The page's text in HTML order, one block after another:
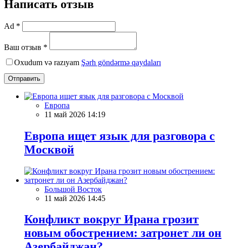
Написать отзыв
Ad *
Ваш отзыв *
Oxudum və razıyam Şərh göndərmə qaydaları
Отправить
Европа
11 май 2026 14:19
Европа ищет язык для разговора с
Москвой
Большой Восток
11 май 2026 14:45
Конфликт вокруг Ирана грозит
новым обострением: затронет ли он